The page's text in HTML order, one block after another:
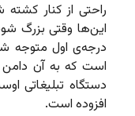
راحتی از کنار
این‌ها وقتی بزرگ
درجه‌ی اول متوجه
است که به آن دامن
دستگاه تبلیغاتی
افزوده است.